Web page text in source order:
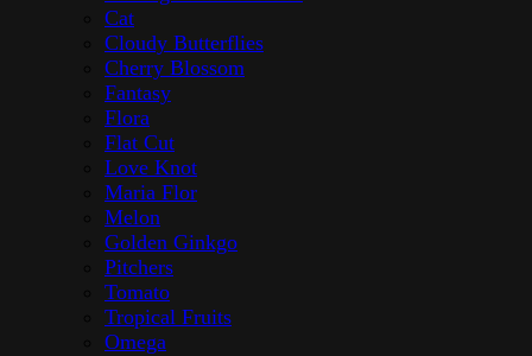
Cat
Cloudy Butterflies
Cherry Blossom
Fantasy
Flora
Flat Cut
Love Knot
Maria Flor
Melon
Golden Ginkgo
Pitchers
Tomato
Tropical Fruits
Omega